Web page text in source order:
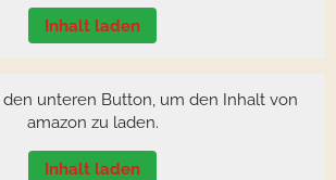
Inhalt laden
den unteren Button, um den Inhalt von
amazon zu laden.
Inhalt laden